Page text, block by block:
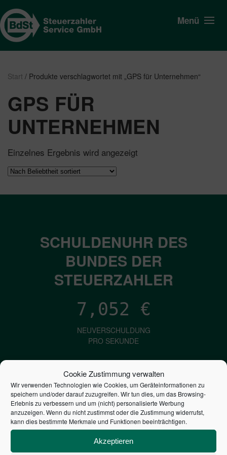
Cookie Zustimmung verwalten
Wir verwenden Technologien wie Cookies, um Geräteinformationen zu
speichern und/oder darauf zuzugreifen. Wir tun dies, um das Browsing-
Erlebnis zu verbessern und um (nicht) personalisierte Werbung
anzuzeigen. Wenn du nicht zustimmst oder die Zustimmung widerrufst,
kann dies bestimmte Merkmale und Funktionen beeinträchtigen.
Akzeptieren
Menü
Start / Produkte verschlagwortet mit „GPS für Unternehmen“
GPS FÜR
UNTERNEHMEN
Einzelnes Ergebnis wird angezeigt
SCHULDENUHR DES
BUNDES DER
STEUERZAHLER
7,052 €
NEUVERSCHULDUNG
PRO SEKUNDE
1,601€
ZINSEN
PRO SEKUNDE